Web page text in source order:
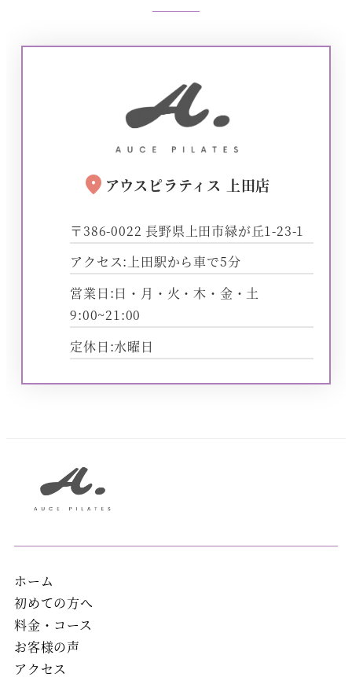
location_on アウスピラティス 上田店
〒386-0022 長野県上田市緑が丘1-23-1
アクセス:上田駅から車で5分
営業日:日・月・火・木・金・土
9:00~21:00
定休日:水曜日
ホーム
初めての方へ
料金・コース
お客様の声
アクセス